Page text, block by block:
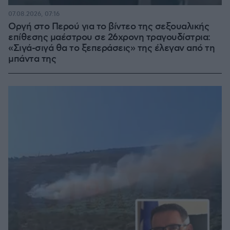
Οργή στο Περού για το βίντεο της σεξουαλικής
επίθεσης μαέστρου σε 26χρονη τραγουδίστρια:
«Σιγά-σιγά θα το ξεπεράσεις» της έλεγαν από τη
μπάντα της
07.08.2026, 07:16